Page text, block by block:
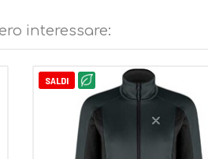
varie attività outdoor
interessare:
SALDI